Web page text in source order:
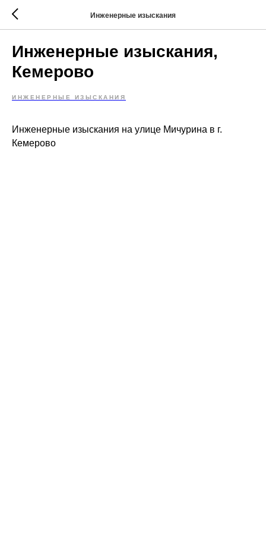
Инженерные изыскания
Инженерные изыскания,
Кемерово
ИНЖЕНЕРНЫЕ ИЗЫСКАНИЯ
Инженерные изыскания на улице Мичурина в г.
Кемерово